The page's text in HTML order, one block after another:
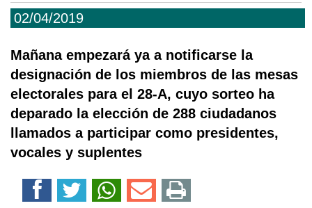
02/04/2019
Mañana empezará ya a notificarse la
designación de los miembros de las mesas
electorales para el 28-A, cuyo sorteo ha
deparado la elección de 288 ciudadanos
llamados a participar como presidentes,
vocales y suplentes